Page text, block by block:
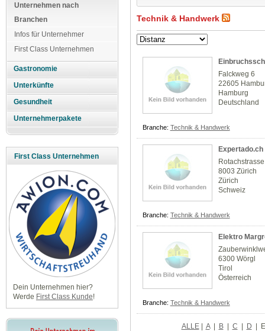
Unternehmen nach
Branchen
Infos für Unternehmer
First Class Unternehmen
Gastronomie
Unterkünfte
Gesundheit
Unternehmerpakete
First Class Unternehmen
Dein Unternehmen hier?
Werde First Class Kunde!
Technik & Handwerk
Falckweg 6
22605
Hamburg
Deutschland
Branche: Technik & Handwerk
8003 Zürich
Zürich
Schweiz
Branche: Technik & Handwerk
Elektro
6300 Wörgl
Tirol
Österreich
Branche: Technik & Handwerk
ALLE| A | B | C | D | E